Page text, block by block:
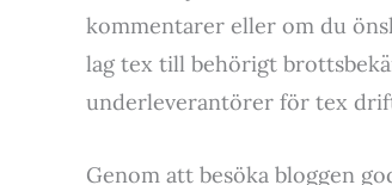
kommentarer eller om du
lag tex till behörigt
underleverantörer för tex
Genom att besöka bloggen